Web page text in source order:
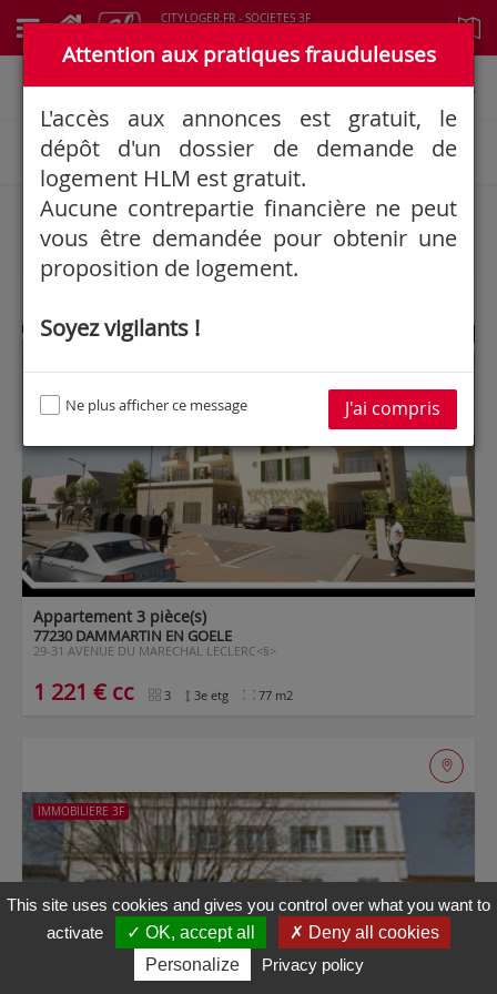
CITYLOGER.FR - SOCIETES 3F
Google
Maps is
disabled.
✓
Allow
Informations générales
Rechercher une annonce
56Résultat(s)
3F SEINE ET MARNE
Appartement 3 pièce(s)
77230 DAMMARTIN EN GOELE
29-31 AVENUE DU MARECHAL LECLERC<§>
1 221 € cc 3 3e etg 77 m2
IMMOBILIERE 3F
Attention aux pratiques frauduleuses
L'accès aux annonces est gratuit, le
dépôt d'un dossier de demande de
logement HLM est gratuit.
Aucune contrepartie financière ne peut
vous être demandée pour obtenir une
proposition de logement.
Soyez vigilants !
Ne plus afficher ce message J'ai compris
This site uses cookies and gives you control over what you want to
activate
✓ OK, accept all
✗ Deny all cookies
Personalize
Privacy policy